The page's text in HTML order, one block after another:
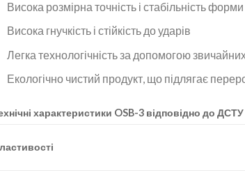
Висока розмірна точність і стабільність форми
Висока гнучкість і стійкість до ударів
Легка технологічність за допомогою
Екологічно чистий продукт, що підлягає
характеристики OSB-3 відповідно до ДСТУ